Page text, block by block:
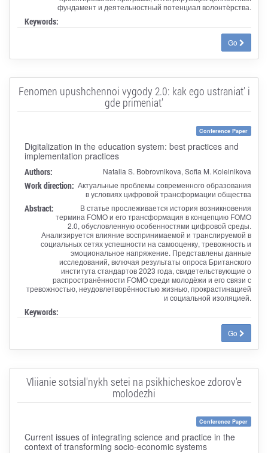
фундамент и деятельностный потенциал волонтёрства.
Keywords:
Go
Fenomen upushchennoi vygody 2.0: kak ego ustraniat' i
gde primeniat'
Conference Paper
Digitalization in the education system: best practices and
implementation practices
Authors: Natalia S. Bobrovnikova, Sofia M. Koleinikova
Work direction: Актуальные проблемы современного образования
в условиях цифровой трансформации общества
Abstract:
В статье прослеживается история возникновения
термина FOMO и его трансформация в концепцию FOMO
2.0, обусловленную особенностями цифровой среды.
Анализируется влияние воспринимаемой и транслируемой в
социальных сетях успешности на самооценку, тревожность и
эмоциональное напряжение. Представлены данные
исследований, включая результаты опроса Британского
института стандартов 2023 года, свидетельствующие о
распространённости FOMO среди молодёжи и его связи с
тревожностью, неудовлетворённостью жизнью, прокрастинацией
и социальной изоляцией.
Keywords:
Go
Vliianie sotsial'nykh setei na psikhicheskoe zdorov'e
molodezhi
Conference Paper
Current issues of integrating science and practice in the
context of transforming socio-economic systems